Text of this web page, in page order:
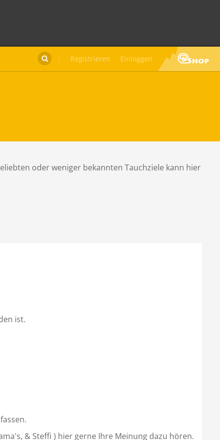
Registrieren Einloggen

oder weniger bekannten Tauchziele kann hier
ist.
& Steffi ) hier gerne Ihre Meinung dazu hören.